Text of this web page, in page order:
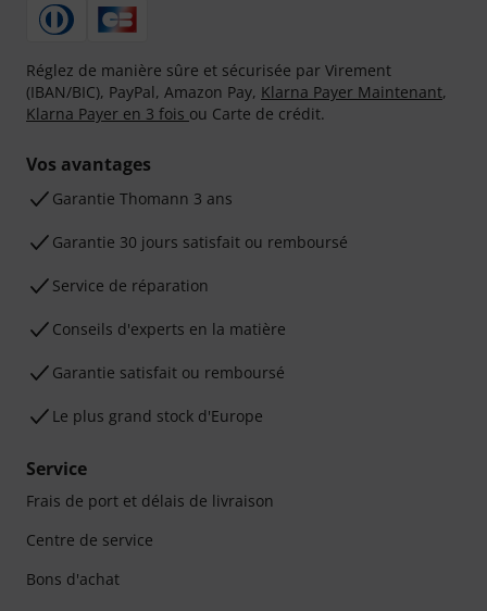
Réglez de manière sûre et sécurisée par Virement
(IBAN/BIC), PayPal, Amazon Pay, Klarna Payer Maintenant,
Klarna Payer en 3 fois ou Carte de crédit.
Vos avantages
Ga­ran­tie Thomann 3 ans
Garantie 30 jours satisfait ou remboursé
Service de réparation
Conseils d'experts en la matière
Garantie satisfait ou remboursé
Le plus grand stock d'Europe
Service
Frais de port et délais de livraison
Centre de service
Bons d'achat